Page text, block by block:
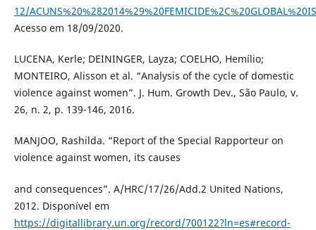
12/
Acesso em 18/09/2020.
LUCENA, Kerle; DEININGER, Layza; COELHO, Hemílio;
MONTEIRO, Alisson et al. “Analysis of the cycle of domestic
violence against women”. J. Hum. Growth Dev., São Paulo, v.
26, n. 2, p. 139-146, 2016.
MANJOO, Rashilda. “Report of the Special Rapporteur on
violence against women, its causes
and consequences”. A/HRC/17/26/Add.2 United Nations,
2012. Disponível em
https://digitallibrary.un.org/record/700122?ln=es#record-